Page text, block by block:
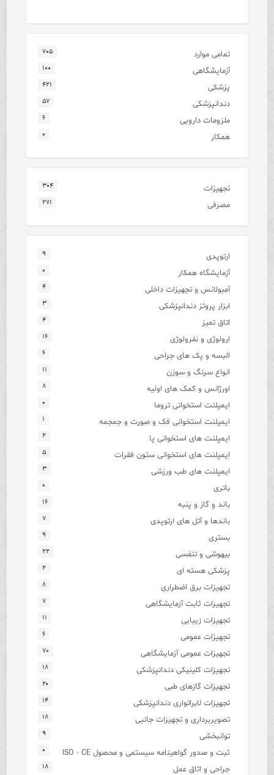
تمامی موارد ۷۰۵
آزمایشگاهی ۱۰۰
پزشکی ۴۲۱
دندانپزشکی ۵۷
ملزومات دارویی ۶
همکار ۰
تجهیزات ۳۰۴
مصرفی ۲۷۱
ارتوپدی ۹
آزمایشگاه همکار ۰
آمبولانس و تجهیزات داخلی ۴
ابزار پروتز دندانپزشکی ۳
اتاق تمیز ۴
ارولوژی و نفرولوژی ۱۶
البسه و پک های جراحی ۶
انواع سرنگ و سوزن ۱۱
اورژانس و کمک های اولیه ۸
ایمپلنت استخوانی تروما ۰
ایمپلنت استخوانی فک و صورت و جمجمه ۱
ایمپلنت های استخوانی پا ۲
ایمپلنت های استخوانی ستون فقرات ۵
ایمپلنت های طب ورزشی ۳
باتری ۰
باند و گاز و پنبه ۱۶
باندها و آتل های ارتوپدی ۷
بستری ۹
بیهوشی و تنفسی ۲۲
پزشکی هسته ای ۲
تجهیزات برق اضطراری ۸
تجهیزات ثابت آزمایشگاهی ۷
تجهیزات زیبایی ۱۱
تجهیزات عمومی ۶
تجهیزات عمومی آزمایشگاهی ۷۰
تجهیزات کلینیکی دندانپزشکی ۱۸
تجهیزات گازهای طبی ۲۰
تجهیزات لابراتواری دندانپزشکی ۱۴
تصویربرداری و تجهیزات جانبی ۱۸
توانبخشی ۹
ثبت و صدور گواهینامه سیستمی و محصول ISO - CE ۰
جراحی و اتاق عمل ۱۸